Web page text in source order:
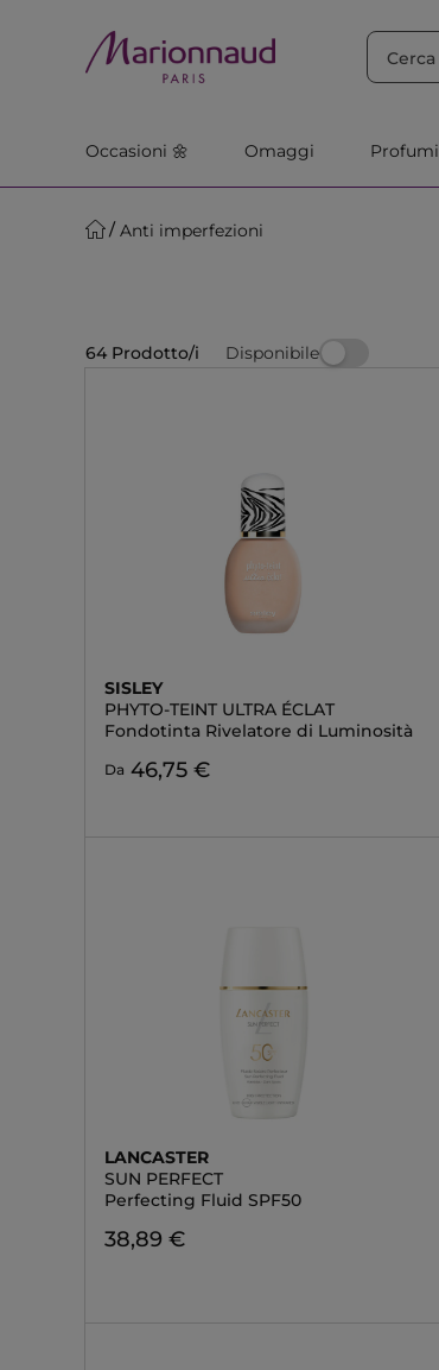
Occasioni 🌼 Omaggi Profumi
Anti imperfezioni
64 Prodotto/i Disponibile
SISLEY
PHYTO-TEINT ULTRA ÉCLAT
Fondotinta Rivelatore di Luminosità
Da 46,75 €
LANCASTER
SUN PERFECT
Perfecting Fluid SPF50
38,89 €